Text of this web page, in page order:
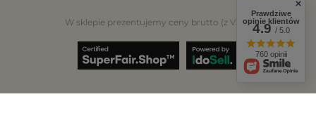
W sklepie prezentujemy ceny brutto (z VAT).
Prawdziwe
opinie klientów
4.9/ 5.0
760 opinii